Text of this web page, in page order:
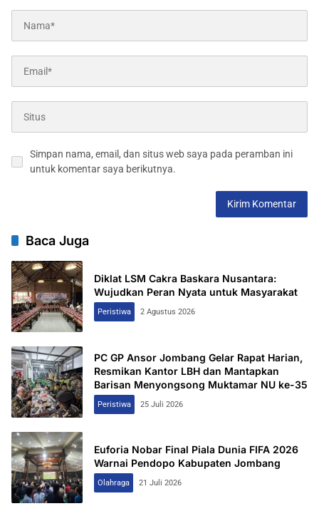
Simpan nama, email, dan situs web saya pada peramban ini
untuk komentar saya berikutnya.
Baca Juga
Diklat LSM Cakra Baskara Nusantara:
Wujudkan Peran Nyata untuk Masyarakat
Peristiwa 2 Agustus 2026
PC GP Ansor Jombang Gelar Rapat Harian,
Resmikan Kantor LBH dan Mantapkan
Barisan Menyongsong Muktamar NU ke-35
Peristiwa 25 Juli 2026
Euforia Nobar Final Piala Dunia FIFA 2026
Warnai Pendopo Kabupaten Jombang
Olahraga 21 Juli 2026